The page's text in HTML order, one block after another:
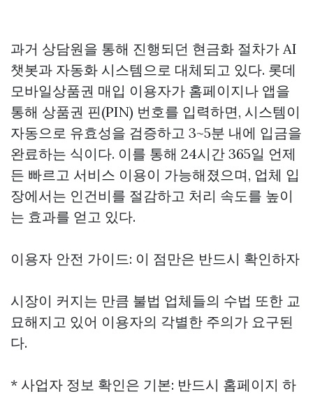
과거 상담원을 통해 진행되던 현금화 절차가 AI
챗봇과 자동화 시스템으로 대체되고 있다. 롯데
모바일상품권 매입 이용자가 홈페이지나 앱을
통해 상품권 핀(PIN) 번호를 입력하면, 시스템이
자동으로 유효성을 검증하고 3~5분 내에 입금을
완료하는 식이다. 이를 통해 24시간 365일 언제
든 빠르고 서비스 이용이 가능해졌으며, 업체 입
장에서는 인건비를 절감하고 처리 속도를 높이
는 효과를 얻고 있다.
이용자 안전 가이드: 이 점만은 반드시 확인하자
시장이 커지는 만큼 불법 업체들의 수법 또한 교
묘해지고 있어 이용자의 각별한 주의가 요구된
다.
* 사업자 정보 확인은 기본: 반드시 홈페이지 하